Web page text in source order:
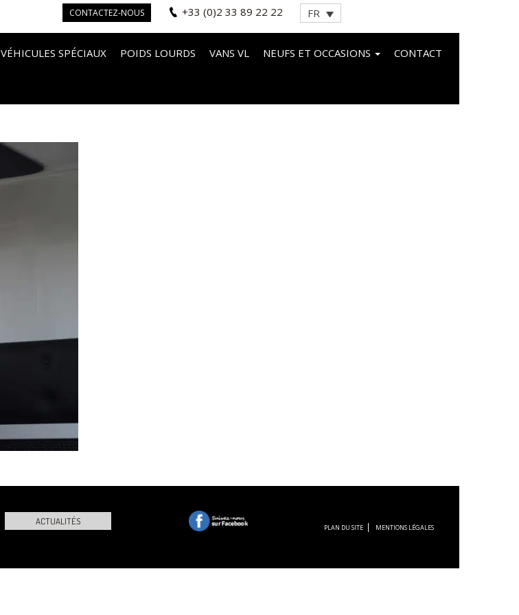
CONTACTEZ-NOUS +33 (0)2 33 89 22 22 FR
VÉHICULES SPÉCIAUX POIDS LOURDS VANS VL NEUFS ET OCCASIONS CONTACT
ACTUALITÉS
PLAN DU SITE MENTIONS LÉGALES